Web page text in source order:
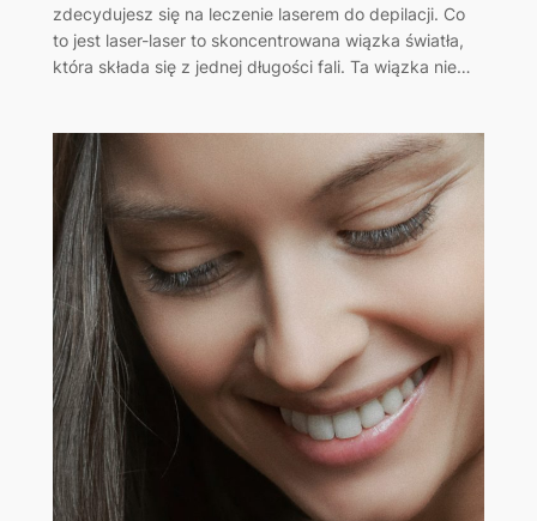
zdecydujesz się na leczenie laserem do depilacji. Co
to jest laser-laser to skoncentrowana wiązka światła,
która składa się z jednej długości fali. Ta wiązka nie…